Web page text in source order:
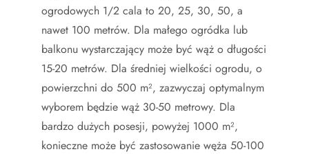
ogrodowych 1/2 cala to 20, 25, 30, 50, a
nawet 100 metrów. Dla małego ogródka lub
balkonu wystarczający może być wąż o długości
15-20 metrów. Dla średniej wielkości ogrodu, o
powierzchni do 500 m², zazwyczaj optymalnym
wyborem będzie wąż 30-50 metrowy. Dla
bardzo dużych posesji, powyżej 1000 m²,
konieczne może być zastosowanie węża 50-100